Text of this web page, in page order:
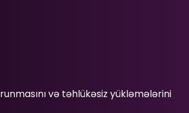
və təhlükəsiz yükləmələrini